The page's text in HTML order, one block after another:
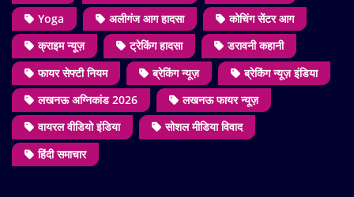
Yoga
अलीगंज आग हादसा
कोचिंग सेंटर आग
क्राइम न्यूज़
ट्रेकिंग हादसा
डरावनी कहानी
फायर सेफ्टी नियम
ब्रेकिंग न्यूज़
ब्रेकिंग न्यूज़ इंडिया
लखनऊ अग्निकांड 2026
लखनऊ फायर न्यूज़
वायरल वीडियो इंडिया
सोशल मीडिया विवाद
हिंदी समाचार